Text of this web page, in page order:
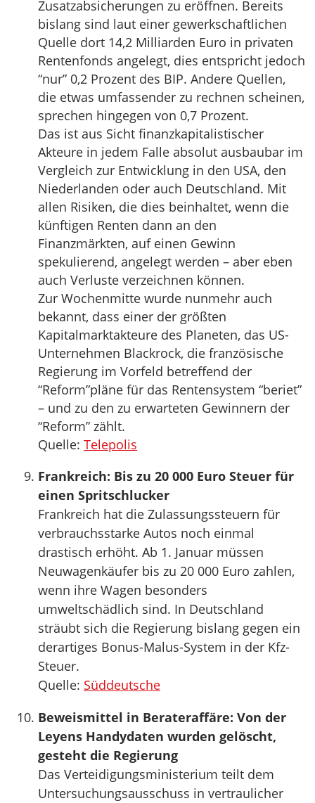
Zusatzabsicherungen zu eröffnen. Bereits
bislang sind laut einer gewerkschaftlichen
Quelle dort 14,2 Milliarden Euro in privaten
Rentenfonds angelegt, dies entspricht jedoch
“nur” 0,2 Prozent des BIP. Andere Quellen,
die etwas umfassender zu rechnen scheinen,
sprechen hingegen von 0,7 Prozent.
Das ist aus Sicht finanzkapitalistischer
Akteure in jedem Falle absolut ausbaubar im
Vergleich zur Entwicklung in den USA, den
Niederlanden oder auch Deutschland. Mit
allen Risiken, die dies beinhaltet, wenn die
künftigen Renten dann an den
Finanzmärkten, auf einen Gewinn
spekulierend, angelegt werden – aber eben
auch Verluste verzeichnen können.
Zur Wochenmitte wurde nunmehr auch
bekannt, dass einer der größten
Kapitalmarktakteure des Planeten, das US-
Unternehmen Blackrock, die französische
Regierung im Vorfeld betreffend der
“Reform”pläne für das Rentensystem “beriet”
– und zu den zu erwarteten Gewinnern der
“Reform” zählt.
Quelle: Telepolis
Frankreich: Bis zu 20 000 Euro Steuer für
einen Spritschlucker
Frankreich hat die Zulassungssteuern für
verbrauchsstarke Autos noch einmal
drastisch erhöht. Ab 1. Januar müssen
Neuwagenkäufer bis zu 20 000 Euro zahlen,
wenn ihre Wagen besonders
umweltschädlich sind. In Deutschland
sträubt sich die Regierung bislang gegen ein
derartiges Bonus-Malus-System in der Kfz-
Steuer.
Quelle: Süddeutsche
Beweismittel in Berateraffäre: Von der
Leyens Handydaten wurden gelöscht,
gesteht die Regierung
Das Verteidigungsministerium teilt dem
Untersuchungsausschuss in vertraulicher